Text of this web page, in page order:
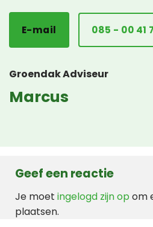
E-mail 085 - 00 41
Groendak Adviseur
Marcus
Geef een reactie
Je moet ingelogd zijn op om
plaatsen.